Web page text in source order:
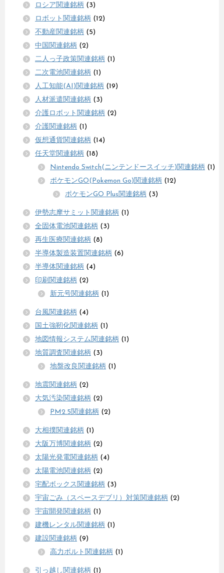
ロシア関連銘柄 (3)
ロボット関連銘柄 (12)
不動産関連銘柄 (5)
中国関連銘柄 (2)
二人っ子政策関連銘柄 (1)
二次電池関連銘柄 (1)
人工知能(AI)関連銘柄 (19)
人材派遣関連銘柄 (3)
介護ロボット関連銘柄 (2)
介護関連銘柄 (1)
仮想通貨関連銘柄 (14)
任天堂関連銘柄 (18)
Nintendo Switch(ニンテンドースイッチ)関連銘柄 (1)
ポケモンGO(Pokemon Go)関連銘柄 (12)
ポケモンGO Plus関連銘柄 (3)
伊勢志摩サミット関連銘柄 (1)
全固体電池関連銘柄 (3)
再生医療関連銘柄 (8)
半導体製造装置関連銘柄 (6)
半導体関連銘柄 (4)
印刷関連銘柄 (2)
新元号関連銘柄 (1)
台風関連銘柄 (4)
国土強靭化関連銘柄 (1)
地図情報システム関連銘柄 (1)
地質調査関連銘柄 (3)
地盤改良関連銘柄 (1)
地震関連銘柄 (2)
大気汚染関連銘柄 (2)
PM2.5関連銘柄 (2)
大相撲関連銘柄 (1)
大阪万博関連銘柄 (2)
太陽光発電関連銘柄 (4)
太陽電池関連銘柄 (2)
宅配ボックス関連銘柄 (3)
宇宙ごみ（スペースデブリ）対策関連銘柄 (2)
宇宙開発関連銘柄 (1)
建機レンタル関連銘柄 (1)
建設関連銘柄 (9)
高力ボルト関連銘柄 (1)
引っ越し関連銘柄 (1)